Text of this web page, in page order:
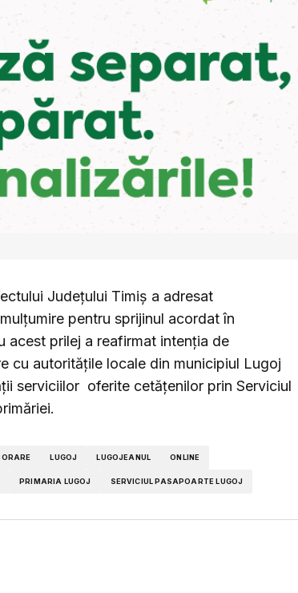
Judeţului Timiş a adresat
pentru sprijinul acordat în
acest prilej a reafirmat intenţia de
cu autorităţile locale din municipiul Lugoj
serviciilor oferite cetăţenilor prin Serviciul
LUGOJ LUGOJEANUL ONLINE
PRIMARIA LUGOJ SERVICIUL PASAPOARTE LUGOJ